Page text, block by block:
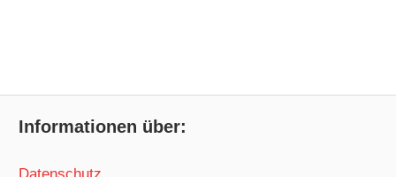
Informationen über: